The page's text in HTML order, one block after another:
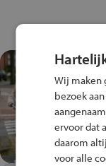
Wij maken
bezoek
ervoor dat
daarom
voor alle